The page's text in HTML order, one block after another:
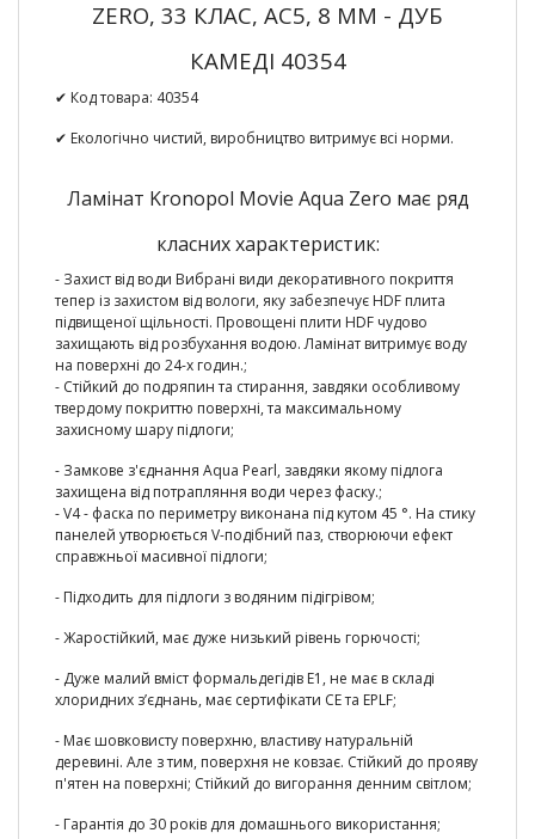
ZERO, 33 КЛАС, AC5, 8 ММ - ДУБ
КАМЕДІ 40354
✔ Код товара: 40354
✔ Екологічно чистий, виробництво витримує всі норми.
Ламінат Kronopol Movie Aqua Zero має ряд
класних характеристик:
- Захист від води Вибрані види декоративного покриття
тепер із захистом від вологи, яку забезпечує HDF плита
підвищеної щільності. Провощені плити HDF чудово
захищають від розбухання водою. Ламінат витримує воду
на поверхні до 24-х годин.;
- Стійкий до подряпин та стирання, завдяки особливому
твердому покриттю поверхні, та максимальному
захисному шару підлоги;
- Замкове з'єднання Aqua Pearl, завдяки якому підлога
захищена від потрапляння води через фаску.;
-V4 - фаска по периметру виконана під кутом 45 °. На стику
панелей утворюється V-подібний паз, створюючи ефект
справжньої масивної підлоги;
- Підходить для підлоги з водяним підігрівом;
-Жаростійкий, має дуже низький рівень горючості;
- Дуже малий вміст формальдегідів E1 , не має в складі
хлоридних з’єднань, має сертифікати CE та EPLF;
- Має шовковисту поверхню, властиву натуральній
деревині. Але з тим, поверхня не ковзає. Стійкий до прояву
п'ятен на поверхні; Стійкий до вигорання денним світлом;
- Гарантія до 30 років для домашнього використання;